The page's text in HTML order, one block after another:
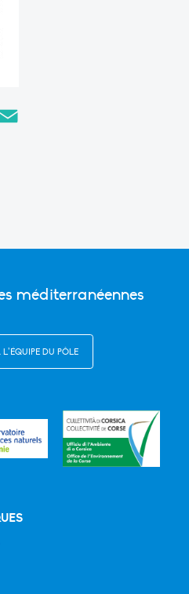
méditerranéennes
DU PÔLE